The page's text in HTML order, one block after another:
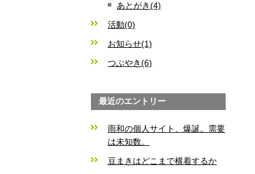
あとがき(4)
活動(0)
お知らせ(1)
つぶやき(6)
最近のエントリー
雨和の個人サイト、爆誕。需要
は未知数。
豆まきはどこまで横着するか